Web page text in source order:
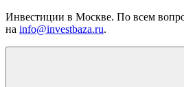
Инвестиции в Москве. По всем
на info@investbaza.ru.